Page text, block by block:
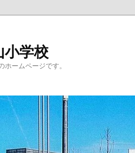
小学校
ームページです。